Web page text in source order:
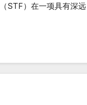
STF）在一项具有深远